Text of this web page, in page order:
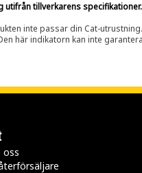
tillverkarens specifikationer.
inte passar din Cat-
här indikatorn kan inte
oss